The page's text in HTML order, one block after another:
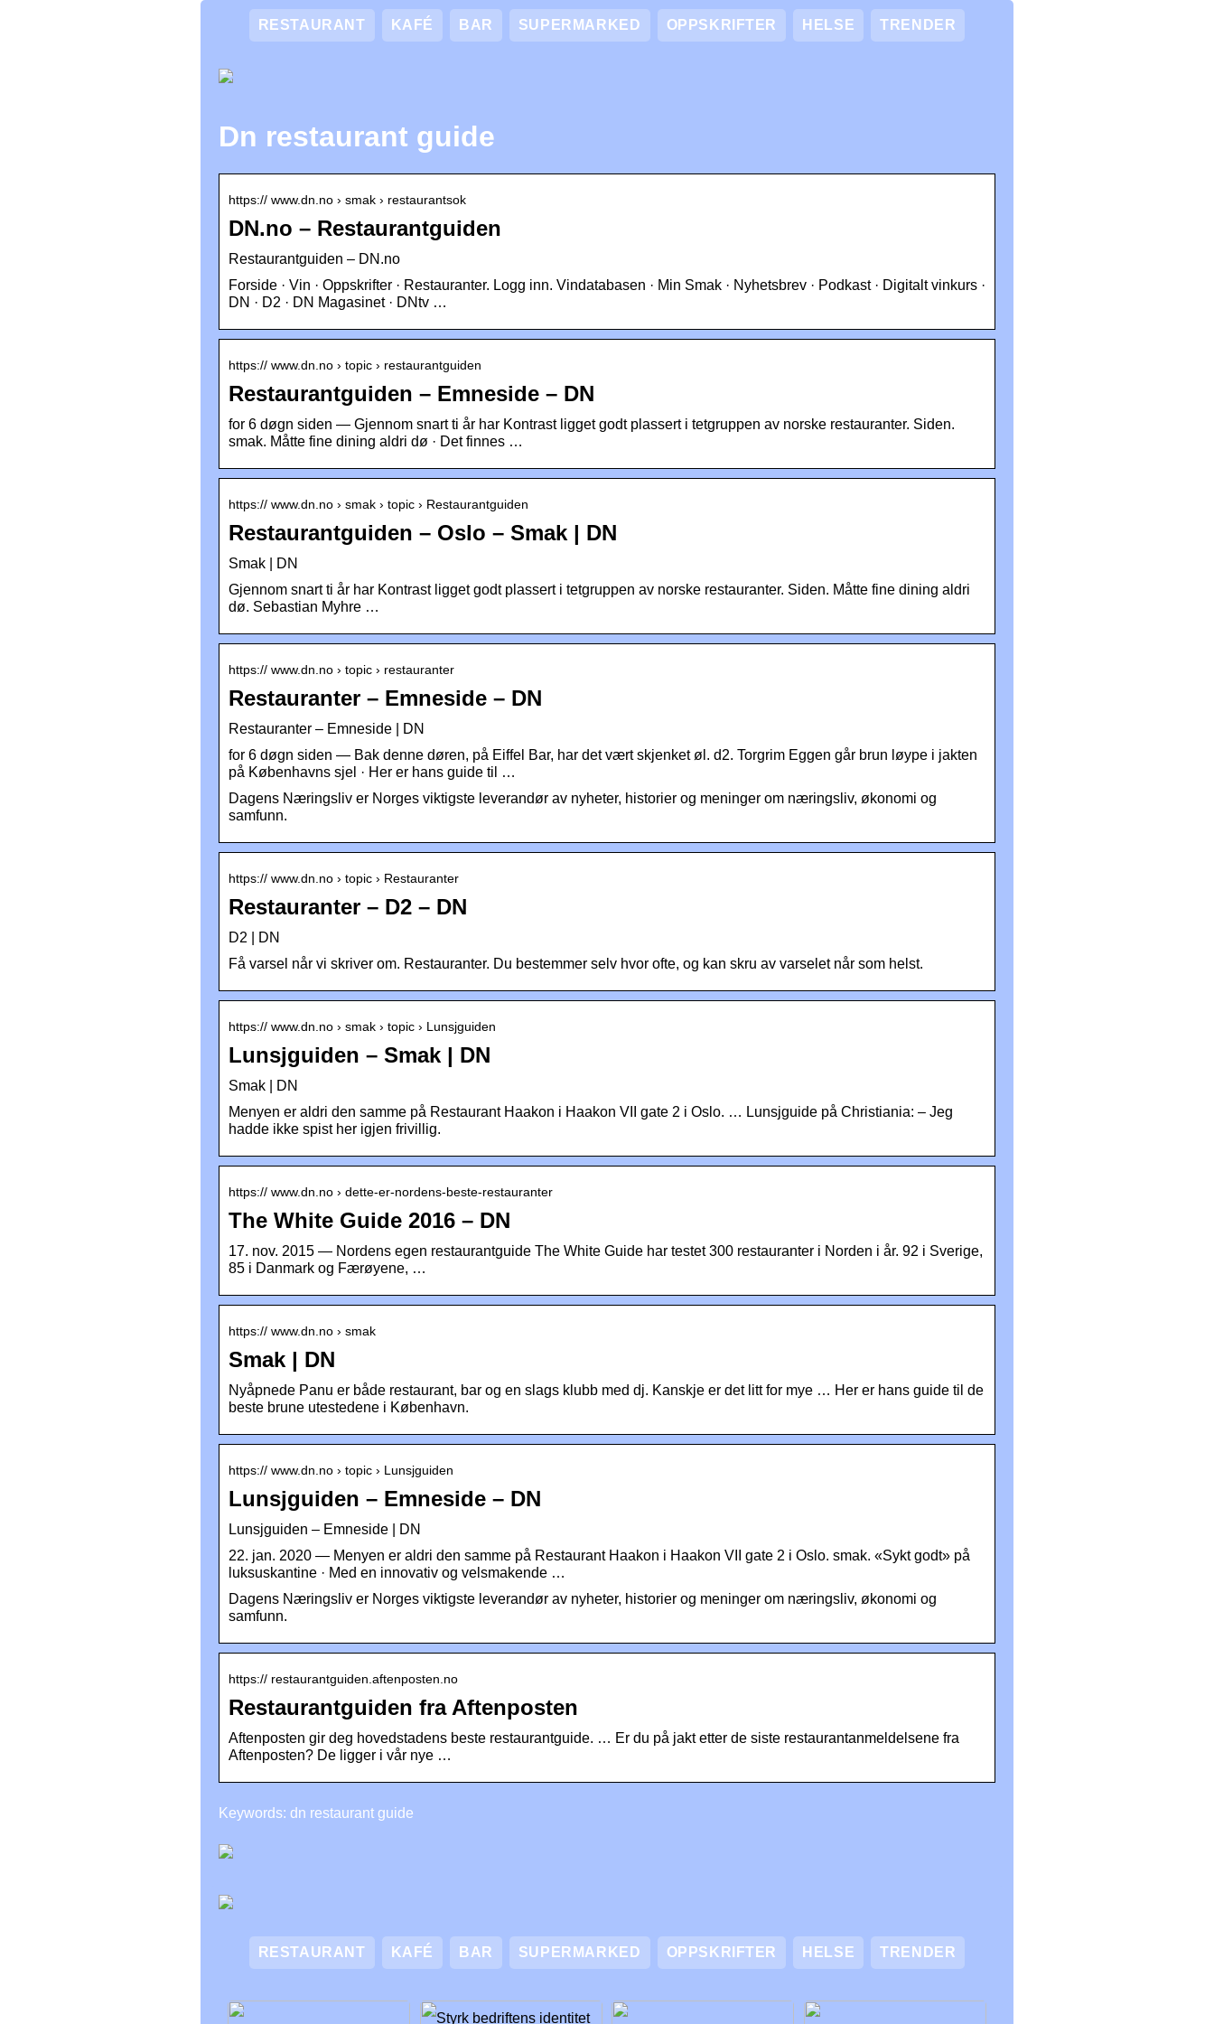
RESTAURANT KAFÉ BAR SUPERMARKED OPPSKRIFTER HELSE TRENDER
Dn restaurant guide
https:// www.dn.no › smak › restaurantsok
DN.no – Restaurantguiden
Restaurantguiden – DN.no
Forside · Vin · Oppskrifter · Restauranter. Logg inn. Vindatabasen · Min Smak · Nyhetsbrev · Podkast · Digitalt vinkurs ·
DN · D2 · DN Magasinet · DNtv …
https:// www.dn.no › topic › restaurantguiden
Restaurantguiden – Emneside – DN
for 6 døgn siden — Gjennom snart ti år har Kontrast ligget godt plassert i tetgruppen av norske restauranter. Siden.
smak. Måtte fine dining aldri dø · Det finnes …
https:// www.dn.no › smak › topic › Restaurantguiden
Restaurantguiden – Oslo – Smak | DN
Smak | DN
Gjennom snart ti år har Kontrast ligget godt plassert i tetgruppen av norske restauranter. Siden. Måtte fine dining aldri
dø. Sebastian Myhre …
https:// www.dn.no › topic › restauranter
Restauranter – Emneside – DN
Restauranter – Emneside | DN
for 6 døgn siden — Bak denne døren, på Eiffel Bar, har det vært skjenket øl. d2. Torgrim Eggen går brun løype i jakten
på Københavns sjel · Her er hans guide til …
Dagens Næringsliv er Norges viktigste leverandør av nyheter, historier og meninger om næringsliv, økonomi og
samfunn.
https:// www.dn.no › topic › Restauranter
Restauranter – D2 – DN
D2 | DN
Få varsel når vi skriver om. Restauranter. Du bestemmer selv hvor ofte, og kan skru av varselet når som helst.
https:// www.dn.no › smak › topic › Lunsjguiden
Lunsjguiden – Smak | DN
Smak | DN
Menyen er aldri den samme på Restaurant Haakon i Haakon VII gate 2 i Oslo. … Lunsjguide på Christiania: – Jeg
hadde ikke spist her igjen frivillig.
https:// www.dn.no › dette-er-nordens-beste-restauranter
The White Guide 2016 – DN
17. nov. 2015 — Nordens egen restaurantguide The White Guide har testet 300 restauranter i Norden i år. 92 i Sverige,
85 i Danmark og Færøyene, …
https:// www.dn.no › smak
Smak | DN
Nyåpnede Panu er både restaurant, bar og en slags klubb med dj. Kanskje er det litt for mye … Her er hans guide til de
beste brune utestedene i København.
https:// www.dn.no › topic › Lunsjguiden
Lunsjguiden – Emneside – DN
Lunsjguiden – Emneside | DN
22. jan. 2020 — Menyen er aldri den samme på Restaurant Haakon i Haakon VII gate 2 i Oslo. smak. «Sykt godt» på
luksuskantine · Med en innovativ og velsmakende …
Dagens Næringsliv er Norges viktigste leverandør av nyheter, historier og meninger om næringsliv, økonomi og
samfunn.
https:// restaurantguiden.aftenposten.no
Restaurantguiden fra Aftenposten
Aftenposten gir deg hovedstadens beste restaurantguide. … Er du på jakt etter de siste restaurantanmeldelsene fra
Aftenposten? De ligger i vår nye …
Keywords: dn restaurant guide
RESTAURANT KAFÉ BAR SUPERMARKED OPPSKRIFTER HELSE TRENDER